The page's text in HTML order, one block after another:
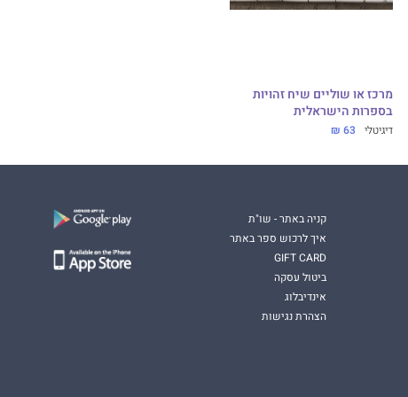
מרכז או שוליים שיח זהויות
בספרות הישראלית
דיגיטלי 63 ₪
קניה באתר - שו"ת
איך לרכוש ספר באתר
GIFT CARD
ביטול עסקה
אינדיבלוג
הצהרת נגישות